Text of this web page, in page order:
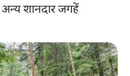
शानदार जगहें